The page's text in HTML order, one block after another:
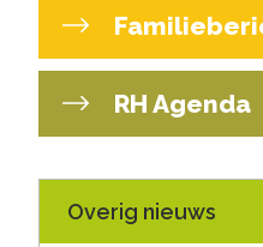
RH Agenda
Overig nieuws